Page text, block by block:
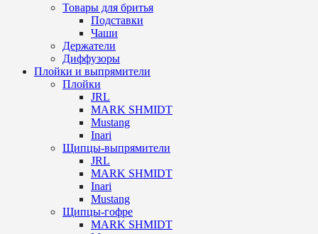
Товары для бритья
Подставки
Чаши
Держатели
Диффузоры
Плойки и выпрямители
Плойки
JRL
MARK SHMIDT
Mustang
Inari
Щипцы-выпрямители
JRL
MARK SHMIDT
Inari
Mustang
Щипцы-гофре
MARK SHMIDT